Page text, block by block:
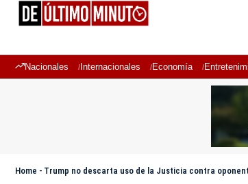
Nacionales Internacionales Economía
Home - Trump no descarta uso de la Justicia contra